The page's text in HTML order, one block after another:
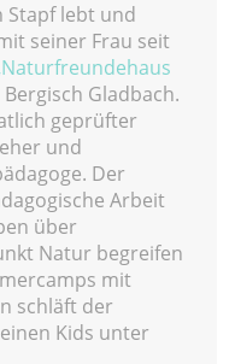
Stapf lebt und
seiner Frau seit
Bergisch Gladbach.
geprüfter
und
Der
Arbeit
über
Natur begreifen
mit
schläft der
Kids unter